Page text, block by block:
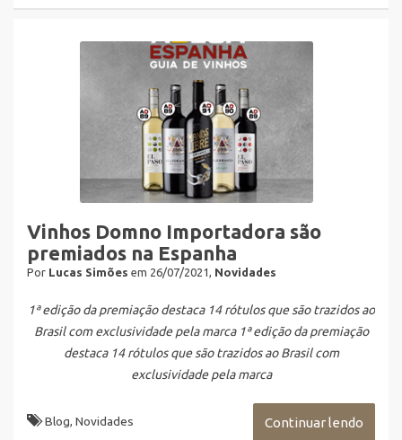
Vinhos Domno Importadora são
premiados na Espanha
Por Lucas Simões em 26/07/2021, Novidades
1ª edição da premiação destaca 14 rótulos que são trazidos ao
Brasil com exclusividade pela marca 1ª edição da premiação
destaca 14 rótulos que são trazidos ao Brasil com
exclusividade pela marca
Continuar lendo
Blog, Novidades